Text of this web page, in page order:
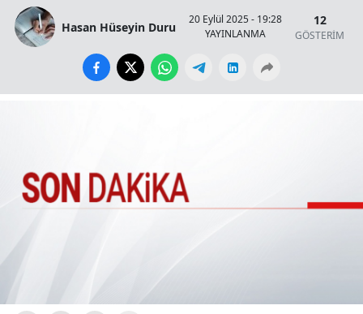
Hasan Hüseyin Duru
20 Eylül 2025 - 19:28
YAYINLANMA
12
GÖSTERİM